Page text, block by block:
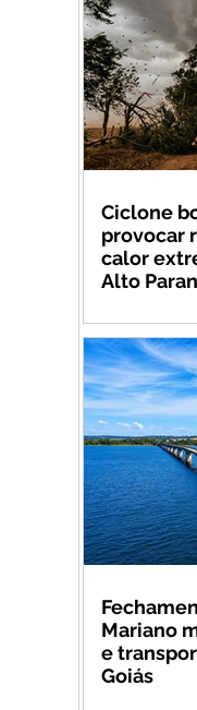
Ciclone
provocar
calor
Alto
Mariano
e
Goiás